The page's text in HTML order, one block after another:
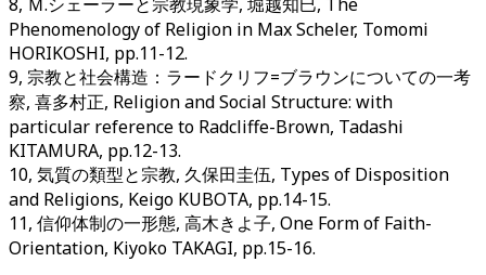
Phenomenology of Religion in Max Scheler, Tomomi
HORIKOSHI, pp.11-12.
9, 宗教と社会構造：ラードクリフ=ブラウンについての一考
察, 喜多村正, Religion and Social Structure: with
particular reference to Radcliffe-Brown, Tadashi
KITAMURA, pp.12-13.
10, 気質の類型と宗教, 久保田圭伍, Types of Disposition
and Religions, Keigo KUBOTA, pp.14-15.
11, 信仰体制の一形態, 高木きよ子, One Form of Faith-
Orientation, Kiyoko TAKAGI, pp.15-16.